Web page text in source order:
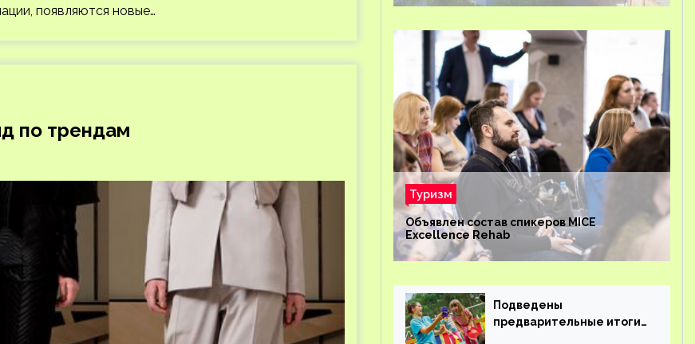
появляются новые…
по трендам
Туризм
Объявлен состав спикеров MICE
Excellence Rehab
Подведены
предварительные итоги